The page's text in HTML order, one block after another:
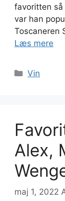
favoritten så
var han
Toscaneren
Læs mere
Kategorier
Vin
Alex,
maj 1, 2022